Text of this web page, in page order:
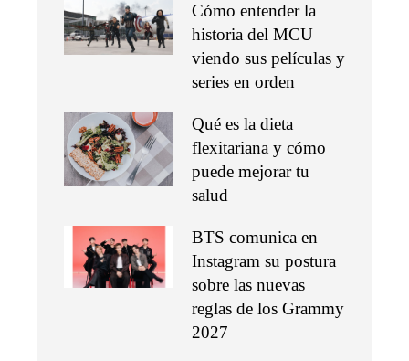
Cómo entender la
historia del MCU
viendo sus películas y
series en orden
Qué es la dieta
flexitariana y cómo
puede mejorar tu
salud
BTS comunica en
Instagram su postura
sobre las nuevas
reglas de los Grammy
2027